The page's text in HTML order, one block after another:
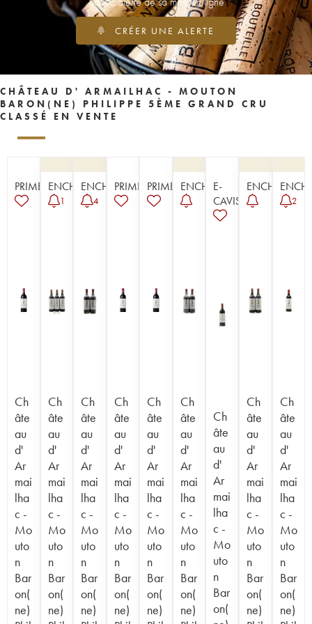
CRÉER UNE ALERTE
CHÂTEAU D' ARMAILHAC - MOUTON
BARON(NE) PHILIPPE 5ÈME GRAND CRU
CLASSÉ EN VENTE
PRIMEUR
Ch
âte
au
d'
Ar
mai
lha
c -
Mo
uto
n
Bar
on(
ne)
ENCHÈRE
1
Ch
âte
au
d'
Ar
mai
lha
c -
Mo
uto
n
Bar
on(
ne)
ENCHÈRE
4
Ch
âte
au
d'
Ar
mai
lha
c -
Mo
uto
n
Bar
on(
ne)
PRIMEUR
Ch
âte
au
d'
Ar
mai
lha
c -
Mo
uto
n
Bar
on(
ne)
PRIMEUR
Ch
âte
au
d'
Ar
mai
lha
c -
Mo
uto
n
Bar
on(
ne)
ENCHÈRE
Ch
âte
au
d'
Ar
mai
lha
c -
Mo
uto
n
Bar
on(
ne)
E-
CAVISTE
Ch
âte
au
d'
Ar
mai
lha
c -
Mo
uto
n
Bar
on(
ENCHÈRE
Ch
âte
au
d'
Ar
mai
lha
c -
Mo
uto
n
Bar
on(
ne)
2
Ch
âte
au
d'
Ar
mai
lha
c -
Mo
uto
n
Bar
on(
ne)